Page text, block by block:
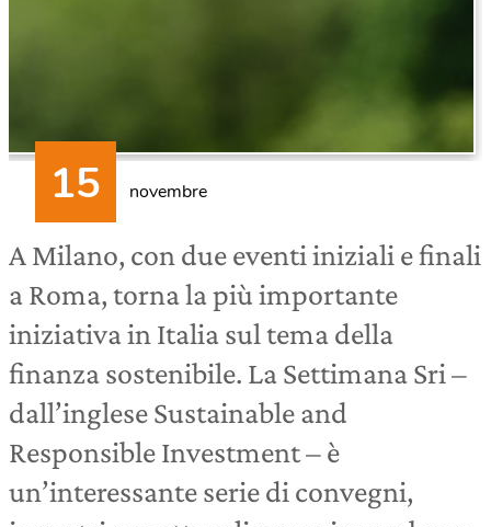
novembre
A Milano, con due eventi iniziali e finali
a Roma, torna la più importante
iniziativa in Italia sul tema della
finanza sostenibile. La Settimana Sri –
dall’inglese Sustainable and
Responsible Investment – è
un’interessante serie di convegni,